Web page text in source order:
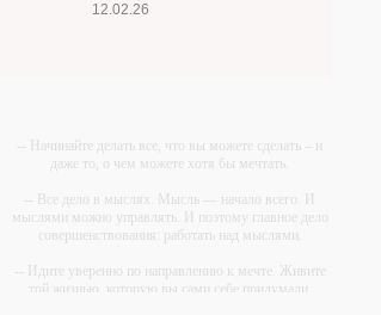
12.02.26
-- Начинайте делать все, что вы можете сделать – и
даже то, о чем можете хотя бы мечтать.
-- Все дело в мыслях. Мысль — начало всего. И
мыслями можно управлять. И поэтому главное дело
совершенствования: работать над мыслями.
-- Идите уверенно по направлению к мечте. Живите
той жизнью, которую вы сами себе придумали.